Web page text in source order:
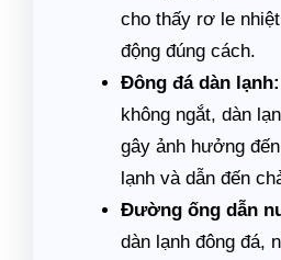
cho thấy rơ le
động đúng cách.
Đông đá dàn lạnh:
không ngắt, dàn
gây ảnh hưởng
lạnh và dẫn đến
Đường ống dẫn
dàn lạnh đông đá,